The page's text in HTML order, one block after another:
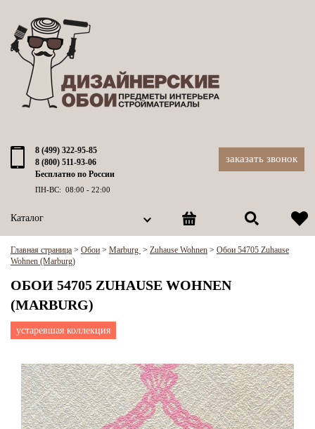
8 (499) 322-95-85
8 (800) 511-93-06
Бесплатно по России
ПН-ВС: 08:00 - 22:00
заказать звонок
Каталог
Главная страница > Обои > Marburg > Zuhause Wohnen > Обои 54705 Zuhause
Wohnen (Marburg)
ОБОИ 54705 ZUHAUSE WOHNEN
(MARBURG)
устаревшая коллекция